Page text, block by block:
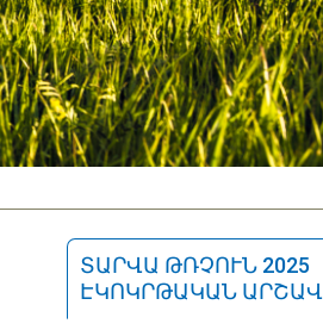
ՏԱՐՎԱ ԹՌՉՈՒՆ 2025
ԷԿՈԿՐԹԱԿԱՆ ԱՐՇԱՎ